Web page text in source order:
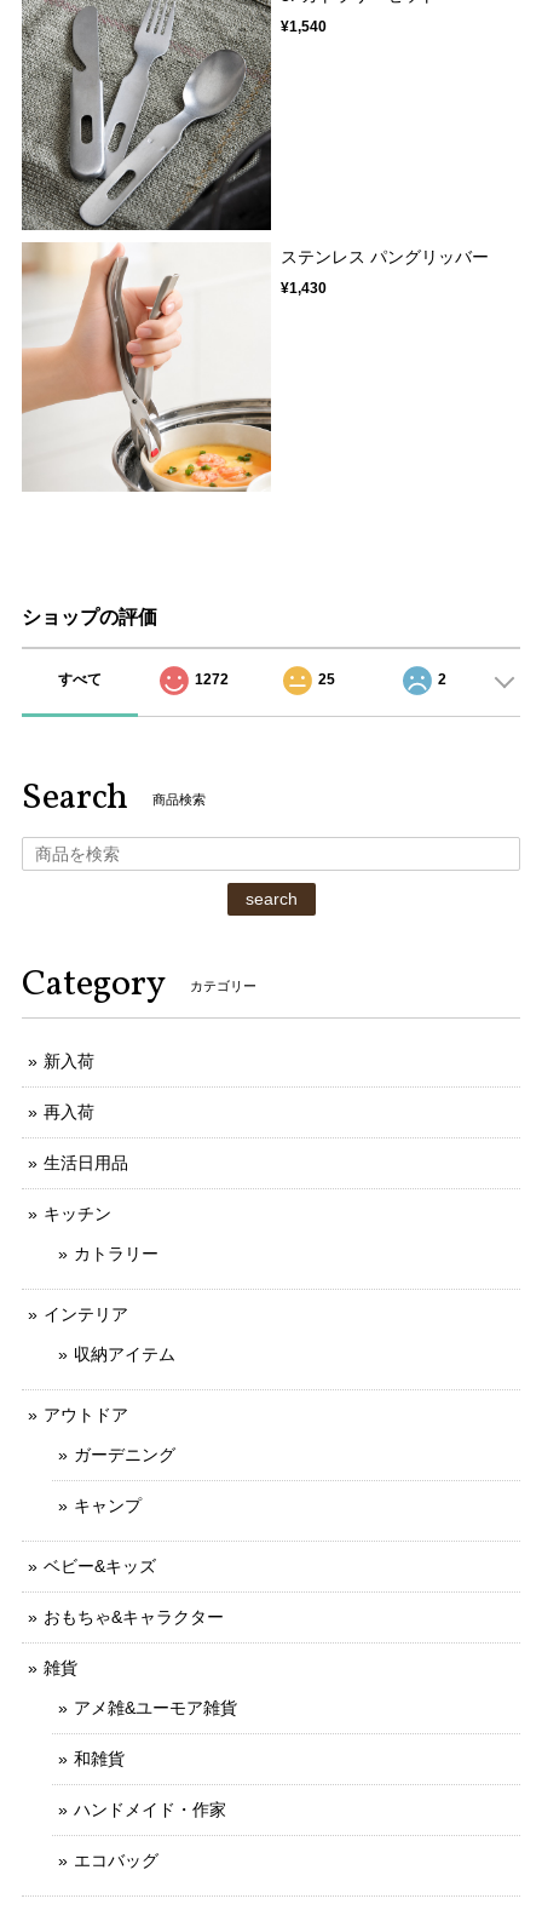
¥1,540
ステンレス パングリッバー
¥1,430
ショップの評価
すべて 1272 25 2
Search 商品検索
search
Category カテゴリー
新入荷
再入荷
生活日用品
キッチン
カトラリー
インテリア
収納アイテム
アウトドア
ガーデニング
キャンプ
ベビー&キッズ
おもちゃ&キャラクター
雑貨
アメ雑&ユーモア雑貨
和雑貨
ハンドメイド・作家
エコバッグ